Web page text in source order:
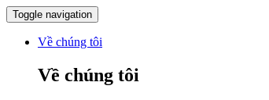
Toggle navigation
Về chúng tôi
Về chúng tôi